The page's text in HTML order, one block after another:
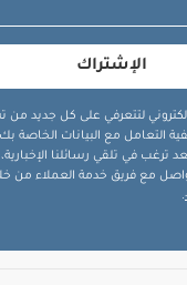
الإشتراك
لتتعرفي على كل جديد من
التعامل مع البيانات الخاصة
ترغب في تلقي رسائلنا
مع فريق خدمة العملاء من خلال
.